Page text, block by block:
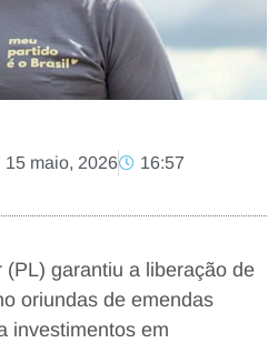
15 maio, 2026 16:57
garantiu a liberação de
oriundas de emendas
investimentos em